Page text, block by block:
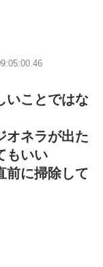
いことではな
オネラが出た
もいい
前に掃除して